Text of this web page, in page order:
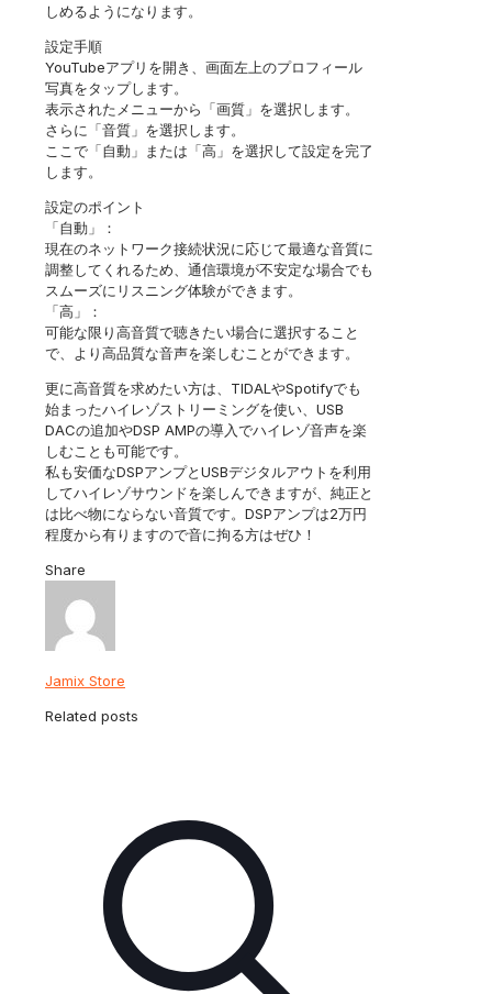
しめるようになります。
設定手順
YouTubeアプリを開き、画面左上のプロフィール
写真をタップします。
表示されたメニューから「画質」を選択します。
さらに「音質」を選択します。
ここで「自動」または「高」を選択して設定を完了
します。
設定のポイント
「自動」：
現在のネットワーク接続状況に応じて最適な音質に
調整してくれるため、通信環境が不安定な場合でも
スムーズにリスニング体験ができます。
「高」：
可能な限り高音質で聴きたい場合に選択すること
で、より高品質な音声を楽しむことができます。
更に高音質を求めたい方は、TIDALやSpotifyでも
始まったハイレゾストリーミングを使い、USB
DACの追加やDSP AMPの導入でハイレゾ音声を楽
しむことも可能です。
私も安価なDSPアンプとUSBデジタルアウトを利用
してハイレゾサウンドを楽しんできますが、純正と
は比べ物にならない音質です。DSPアンプは2万円
程度から有りますので音に拘る方はぜひ！
Share
Jamix Store
Related posts